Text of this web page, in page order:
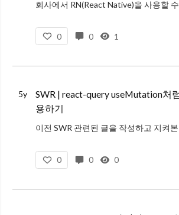
0 0 1
5y
SWR | react-query useMutation처
용하기
0
0 0